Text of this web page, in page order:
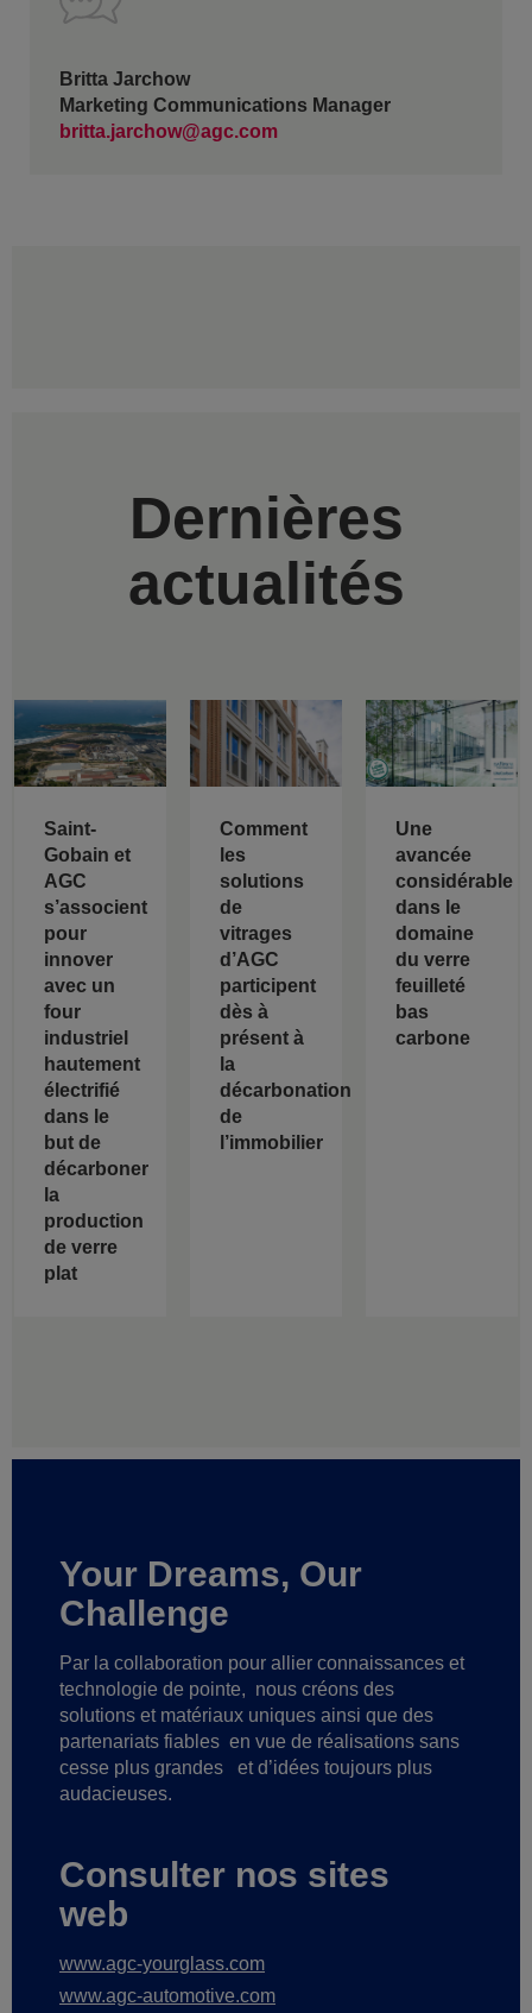
Britta Jarchow
Marketing Communications Manager
britta.jarchow@agc.com
Dernières
actualités
Saint-
Gobain et
AGC
s’associent
pour
innover
avec un
four
industriel
hautement
électrifié
dans le
but de
décarboner
la
production
de verre
plat
Comment
les
solutions
de
vitrages
d’AGC
participent
dès à
présent à
la
décarbonation
de
l’immobilier
Une
avancée
considérable
dans le
domaine
du verre
feuilleté
bas
carbone
Your Dreams, Our
Challenge
Par la collaboration pour allier connaissances et
technologie de pointe, nous créons des
solutions et matériaux uniques ainsi que des
partenariats fiables en vue de réalisations sans
cesse plus grandes
et d’idées toujours plus
audacieuses.
Consulter nos sites
web
www.agc-yourglass.com
www.agc-automotive.com